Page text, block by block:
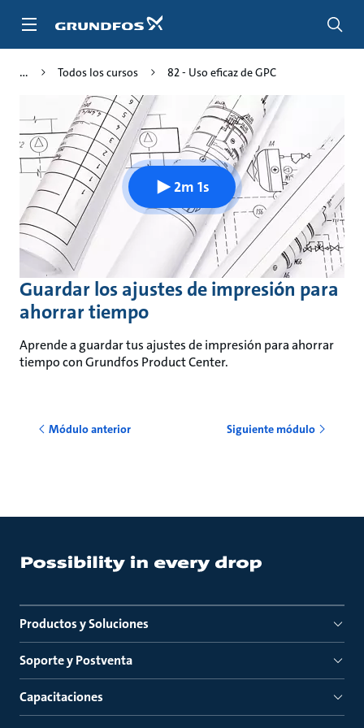
Todos los cursos 82 - Uso eficaz de GPC
2m 1s
Guardar los ajustes de impresión para
ahorrar tiempo
Aprende a guardar tus ajustes de impresión para ahorrar
tiempo con Grundfos Product Center.
Módulo anterior Siguiente módulo
Productos y Soluciones
Soporte y Postventa
Capacitaciones